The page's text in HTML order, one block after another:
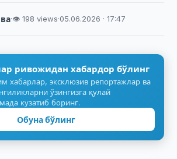
·👁 198 views·05.06.2026 · 17:47
ривожидан хабардор бўлинг
хабарлар, эксклюзив репортажлар ва
ўзингизга қулай
кузатиб боринг.
Обуна бўлинг